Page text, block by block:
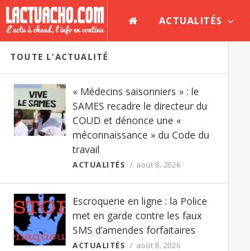
ACTUALITÉS
TOUTE L'ACTUALITÉ
« Médecins saisonniers » : le
SAMES recadre le directeur du
COUD et dénonce une «
méconnaissance » du Code du
travail
ACTUALITÉS août 8, 2026
Escroquerie en ligne : la Police
met en garde contre les faux
SMS d’amendes forfaitaires
ACTUALITÉS août 8, 2026